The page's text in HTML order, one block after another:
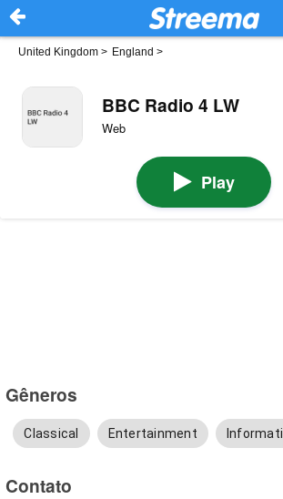
United Kingdom > England >
BBC Radio 4 LW
Web
Play
Gêneros
Classical Entertainment
Contato